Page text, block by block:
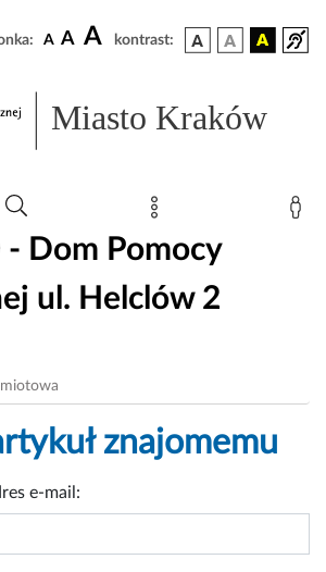
A A A kontrast:
Miasto Kraków
- Dom Pomocy
ul. Helclów 2
znajomemu
e-mail: